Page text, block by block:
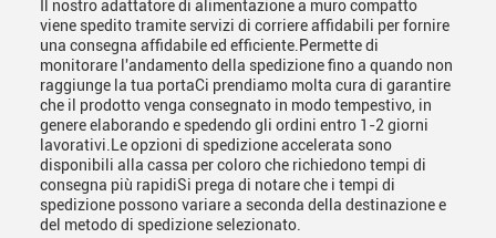
Il nostro adattatore di alimentazione a muro compatto
viene spedito tramite servizi di corriere affidabili per fornire
una consegna affidabile ed efficiente.Permette di
monitorare l'andamento della spedizione fino a quando non
raggiunge la tua portaCi prendiamo molta cura di garantire
che il prodotto venga consegnato in modo tempestivo, in
genere elaborando e spedendo gli ordini entro 1-2 giorni
lavorativi.Le opzioni di spedizione accelerata sono
disponibili alla cassa per coloro che richiedono tempi di
consegna più rapidiSi prega di notare che i tempi di
spedizione possono variare a seconda della destinazione e
del metodo di spedizione selezionato.